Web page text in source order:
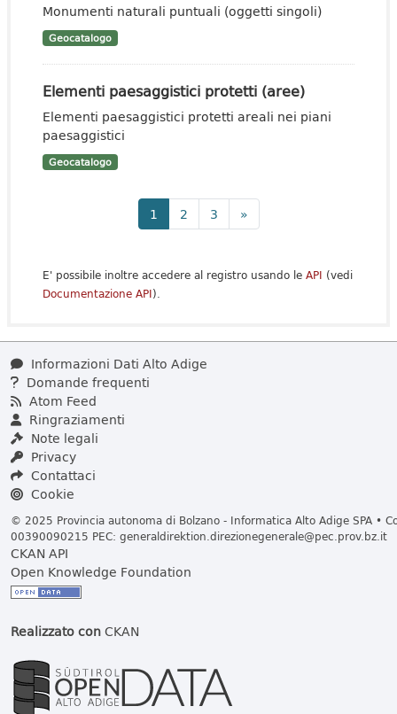
Monumenti naturali puntuali (oggetti singoli)
Geocatalogo
Elementi paesaggistici protetti (aree)
Elementi paesaggistici protetti areali nei piani
paesaggistici
Geocatalogo
1 2 3 »
E' possibile inoltre accedere al registro usando le API (vedi
Documentazione API).
Informazioni Dati Alto Adige
Domande frequenti
Atom Feed
Ringraziamenti
Note legali
Privacy
Contattaci
Cookie
© 2025 Provincia autonoma di Bolzano - Informatica Alto Adige SPA •
00390090215 PEC: generaldirektion.direzionegenerale@pec.prov.bz.it
CKAN API
Open Knowledge Foundation
Realizzato conCKAN